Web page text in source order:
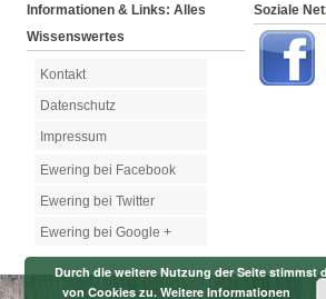
Informationen & Links: Alles
Wissenswertes
Kontakt
Datenschutz
Impressum
Ewering bei Facebook
Ewering bei Twitter
Ewering bei Google +
Soziale
Durch die weitere Nutzung der Seite stimmst
von Cookies zu.Weitere Informationen